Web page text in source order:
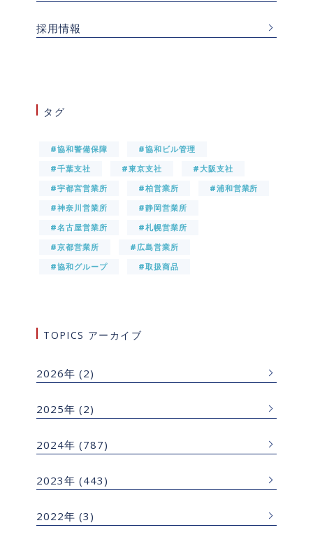
採用情報
タグ
#協和警備保障
#協和ビル管理
#千葉支社
#東京支社
#大阪支社
#宇都宮営業所
#柏営業所
#浦和営業所
#神奈川営業所
#静岡営業所
#名古屋営業所
#札幌営業所
#京都営業所
#広島営業所
#協和グループ
#取扱商品
TOPICS アーカイブ
2026年 (2)
2025年 (2)
2024年 (787)
2023年 (443)
2022年 (3)